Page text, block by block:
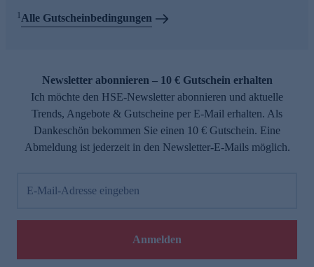
1Alle Gutscheinbedingungen
Newsletter abonnieren – 10 € Gutschein erhalten
Ich möchte den HSE-Newsletter abonnieren und aktuelle
Trends, Angebote & Gutscheine per E-Mail erhalten. Als
Dankeschön bekommen Sie einen 10 € Gutschein. Eine
Abmeldung ist jederzeit in den Newsletter-E-Mails möglich.
E-Mail-Adresse eingeben
Anmelden